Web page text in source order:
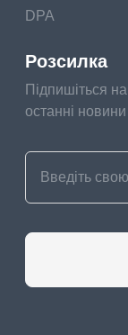
DPA
Розсилка
Підпишіться
останні новини